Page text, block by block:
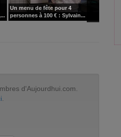
Un menu de fête pour 4
personnes à 100 € : Sylvain...
pour
d'Aujourdhui.com.